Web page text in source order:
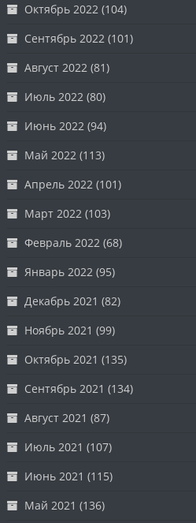
Октябрь 2022 (104)
Сентябрь 2022 (101)
Август 2022 (81)
Июль 2022 (80)
Июнь 2022 (94)
Май 2022 (113)
Апрель 2022 (101)
Март 2022 (103)
Февраль 2022 (68)
Январь 2022 (95)
Декабрь 2021 (82)
Ноябрь 2021 (99)
Октябрь 2021 (135)
Сентябрь 2021 (134)
Август 2021 (87)
Июль 2021 (107)
Июнь 2021 (115)
Май 2021 (136)